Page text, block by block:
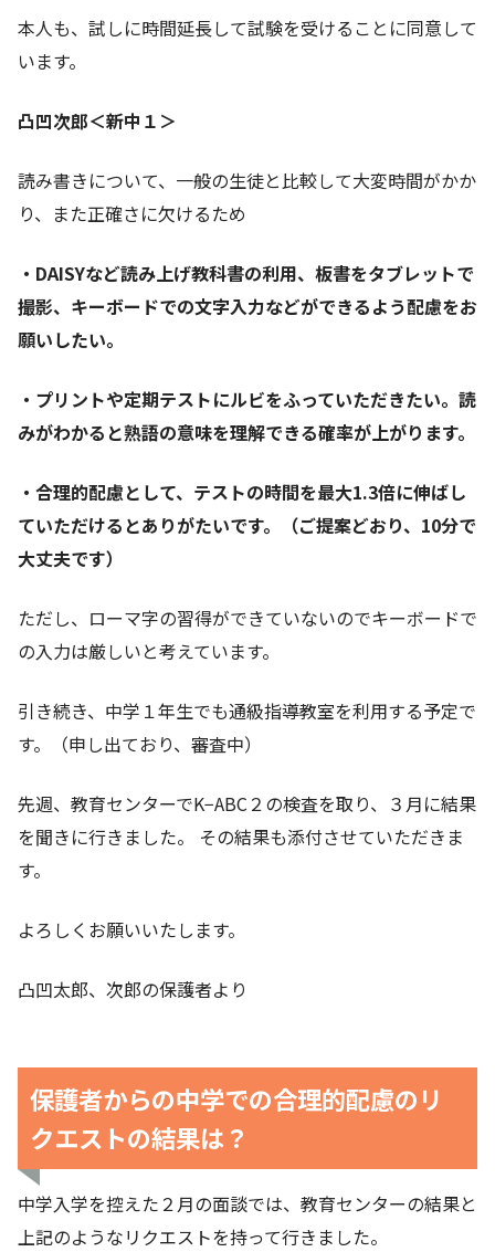
本人も、試しに時間延長して試験を受けることに同意して
います。
凸凹次郎＜新中１＞
読み書きについて、一般の生徒と比較して大変時間がかか
り、また正確さに欠けるため
・DAISYなど読み上げ教科書の利用、板書をタブレットで
撮影、キーボードでの文字入力などができるよう配慮をお
願いしたい。
・プリントや定期テストにルビをふっていただきたい。読
みがわかると熟語の意味を理解できる確率が上がります。
・合理的配慮として、テストの時間を最大1.3倍に伸ばし
ていただけるとありがたいです。（ご提案どおり、10分で
大丈夫です）
ただし、ローマ字の習得ができていないのでキーボードで
の入力は厳しいと考えています。
引き続き、中学１年生でも通級指導教室を利用する予定で
す。（申し出ており、審査中）
先週、教育センターでK−ABC２の検査を取り、３月に結果
を聞きに行きました。 その結果も添付させていただきま
す。
よろしくお願いいたします。
凸凹太郎、次郎の保護者より
保護者からの中学での合理的配慮のリ
クエストの結果は？
中学入学を控えた２月の面談では、教育センターの結果と
上記のようなリクエストを持って行きました。